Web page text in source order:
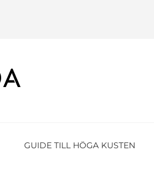
GUIDE TILL HÖGA KUSTEN